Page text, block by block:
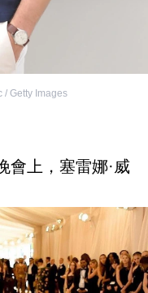
/ Getty Images
會上，塞雷娜·威